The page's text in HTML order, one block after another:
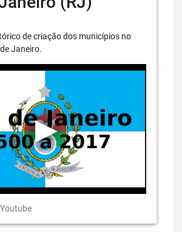
de criação dos municípios no
Janeiro.